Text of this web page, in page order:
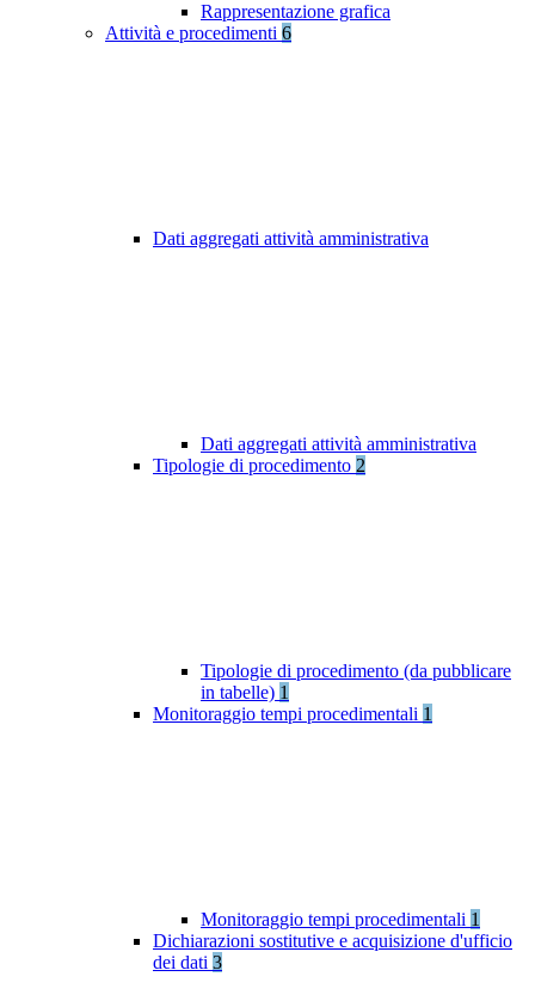
Rappresentazione grafica
Attività e procedimenti 6
Dati aggregati attività amministrativa
Dati aggregati attività amministrativa
Tipologie di procedimento 2
Tipologie di procedimento (da pubblicare
in tabelle) 1
Monitoraggio tempi procedimentali 1
Monitoraggio tempi procedimentali 1
Dichiarazioni sostitutive e acquisizione d'ufficio
dei dati 3